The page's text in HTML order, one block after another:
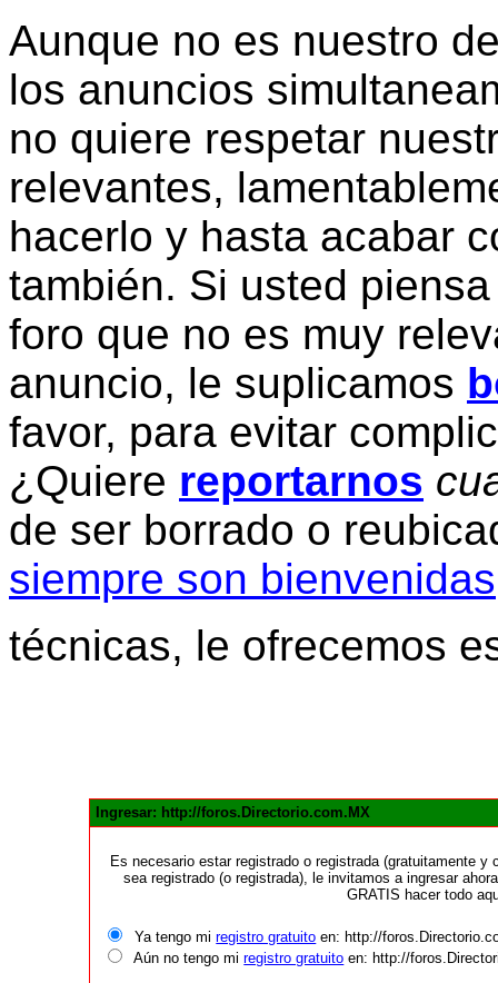
Aunque no es nuestro
los anuncios
no quiere respetar
relevantes,
hacerlo y hasta acabar
también. Si usted
foro que no es muy
anuncio, le suplicamos
favor, para evitar
¿Quiere reportarnos
de ser borrado o
siempre son bienvenidas
técnicas, le ofrecemos
Ingresar: http://foros.Directorio.com.MX
Es necesario estar registrado o registrada (gratuitamente
sea registrado (o registrada), le invitamos a ingresar
GRATIS hacer todo
Ya tengo miregistro gratuito en: http://
Aún no tengo miregistro gratuito en: http://